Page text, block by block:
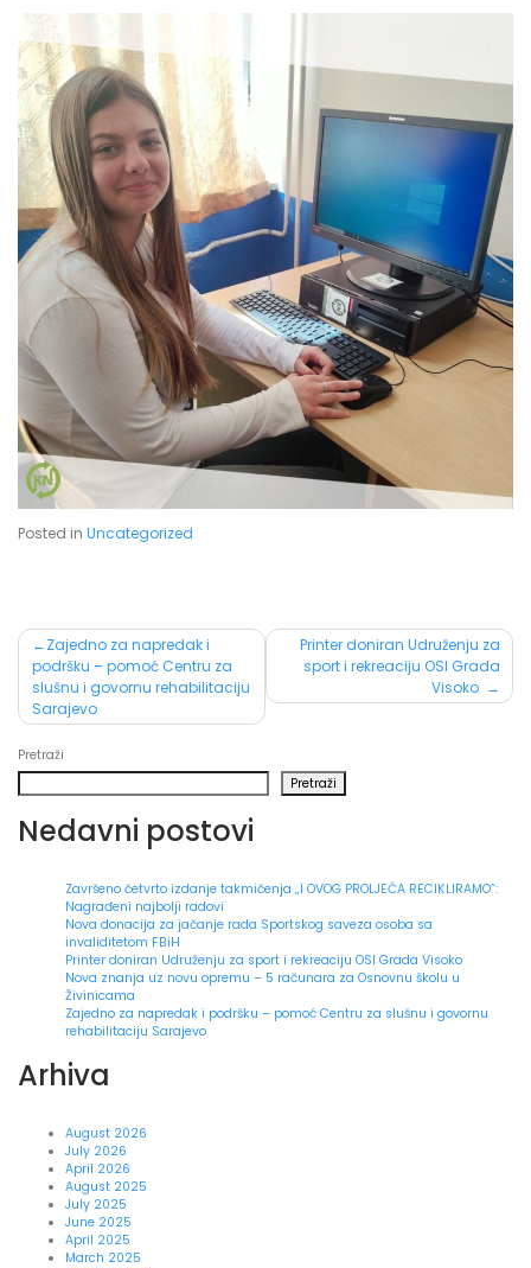
Posted in Uncategorized
Post
navigation
Zajedno za napredak i
podršku – pomoć Centru za
slušnu i govornu rehabilitaciju
Sarajevo
Printer doniran Udruženju za
sport i rekreaciju OSI Grada
Visoko
Pretraži
Pretraži
Nedavni postovi
Završeno četvrto izdanje takmičenja „I OVOG PROLJEĆA RECIKLIRAMO“:
Nagrađeni najbolji radovi
Nova donacija za jačanje rada Sportskog saveza osoba sa
invaliditetom FBiH
Printer doniran Udruženju za sport i rekreaciju OSI Grada Visoko
Nova znanja uz novu opremu – 5 računara za Osnovnu školu u
Živinicama
Zajedno za napredak i podršku – pomoć Centru za slušnu i govornu
rehabilitaciju Sarajevo
Arhiva
August 2026
July 2026
April 2026
August 2025
July 2025
June 2025
April 2025
March 2025